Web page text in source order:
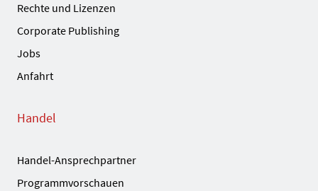
Rechte und Lizenzen
Corporate Publishing
Jobs
Anfahrt
Handel
Handel-Ansprechpartner
Programmvorschauen